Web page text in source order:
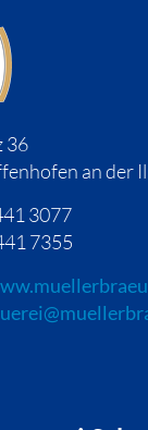
36
an der
3077
7355